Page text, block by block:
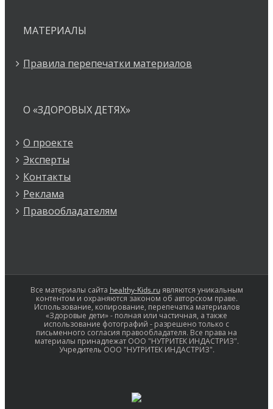
МАТЕРИАЛЫ
Правила перепечатки материалов
О «ЗДОРОВЫХ ДЕТЯХ»
О проекте
Эксперты
Контакты
Реклама
Правообладателям
Все материалы сайта healthy-Kids.ruявляются уникальным
контентом и охраняются законом об авторском праве.
Использование, копирование, перепечатка материалов
«Здоровые дети» - полная или частичная, а также
использование фотографий - разрешено только с
письменного согласия правообладателя. Все права на
материалы принадлежат ООО "НУТРИТЕК ИНДАСТРИЗ".
Учредитель ООО "НУТРИТЕК ИНДАСТРИЗ".